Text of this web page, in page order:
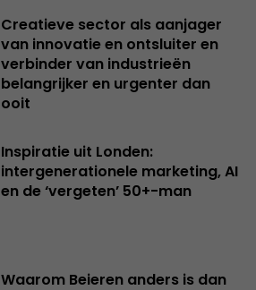
Creatieve sector als aanjager
van innovatie en ontsluiter en
verbinder van industrieën
belangrijker en urgenter dan
ooit
Inspiratie uit Londen:
intergenerationele marketing, AI
en de ‘vergeten’ 50+-man
Waarom Beieren anders is dan